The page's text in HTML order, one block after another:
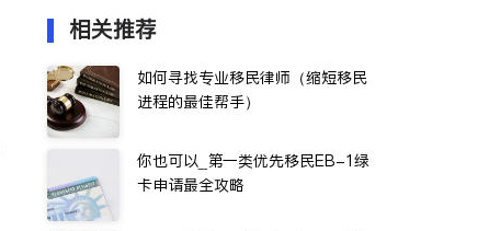
相关推荐
如何寻找专业移民律师（缩短移民
进程的最佳帮手）
你也可以_第一类优先移民EB-1绿
卡申请最全攻略